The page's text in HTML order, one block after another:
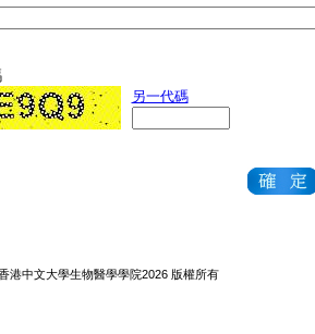
另一代碼
港中文大學生物醫學學院2026 版權所有